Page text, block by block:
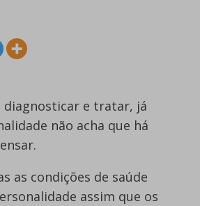
diagnosticar e tratar, já
não acha que há
as condições de saúde
assim que os